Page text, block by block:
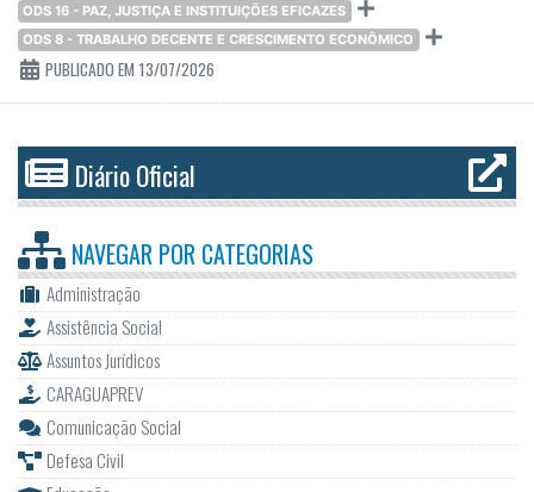
ODS 16 - PAZ, JUSTIÇA E INSTITUIÇÕES EFICAZES
ODS 8 - TRABALHO DECENTE E CRESCIMENTO ECONÔMICO
PUBLICADO EM 13/07/2026
Diário Oficial
NAVEGAR POR CATEGORIAS
Administração
Assistência Social
Assuntos Jurídicos
CARAGUAPREV
Comunicação Social
Defesa Civil